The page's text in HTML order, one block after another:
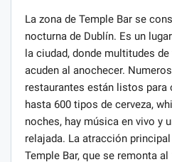
La zona de Temple Bar se
nocturna de Dublín. Es un
la ciudad, donde multitudes
acuden al anochecer.
restaurantes están listos para
hasta 600 tipos de cerveza,
noches, hay música en vivo y
relajada. La atracción
Temple Bar, que se remonta al